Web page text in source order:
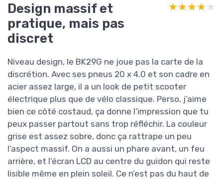
Design massif et
pratique, mais pas
discret
★★★★★
★★★★★
Niveau design, le BK29G ne joue pas la carte de la
discrétion. Avec ses pneus 20 x 4.0 et son cadre en
acier assez large, il a un look de petit scooter
électrique plus que de vélo classique. Perso, j’aime
bien ce côté costaud, ça donne l’impression que tu
peux passer partout sans trop réfléchir. La couleur
grise est assez sobre, donc ça rattrape un peu
l’aspect massif. On a aussi un phare avant, un feu
arrière, et l’écran LCD au centre du guidon qui reste
lisible même en plein soleil. Ce n’est pas du haut de